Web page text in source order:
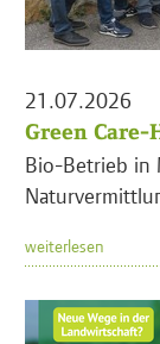
21.07.2026
Green
Bio-Betrieb in
weiterlesen